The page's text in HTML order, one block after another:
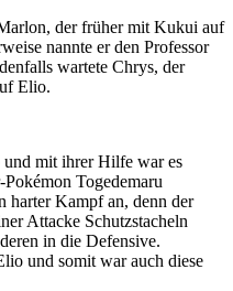
der früher mit Kukui auf
nannte er den Professor
wartete Chrys, der
Elio.
mit ihrer Hilfe war es
Togedemaru
harter Kampf an, denn der
Attacke Schutzstacheln
in die Defensive.
und somit war auch diese